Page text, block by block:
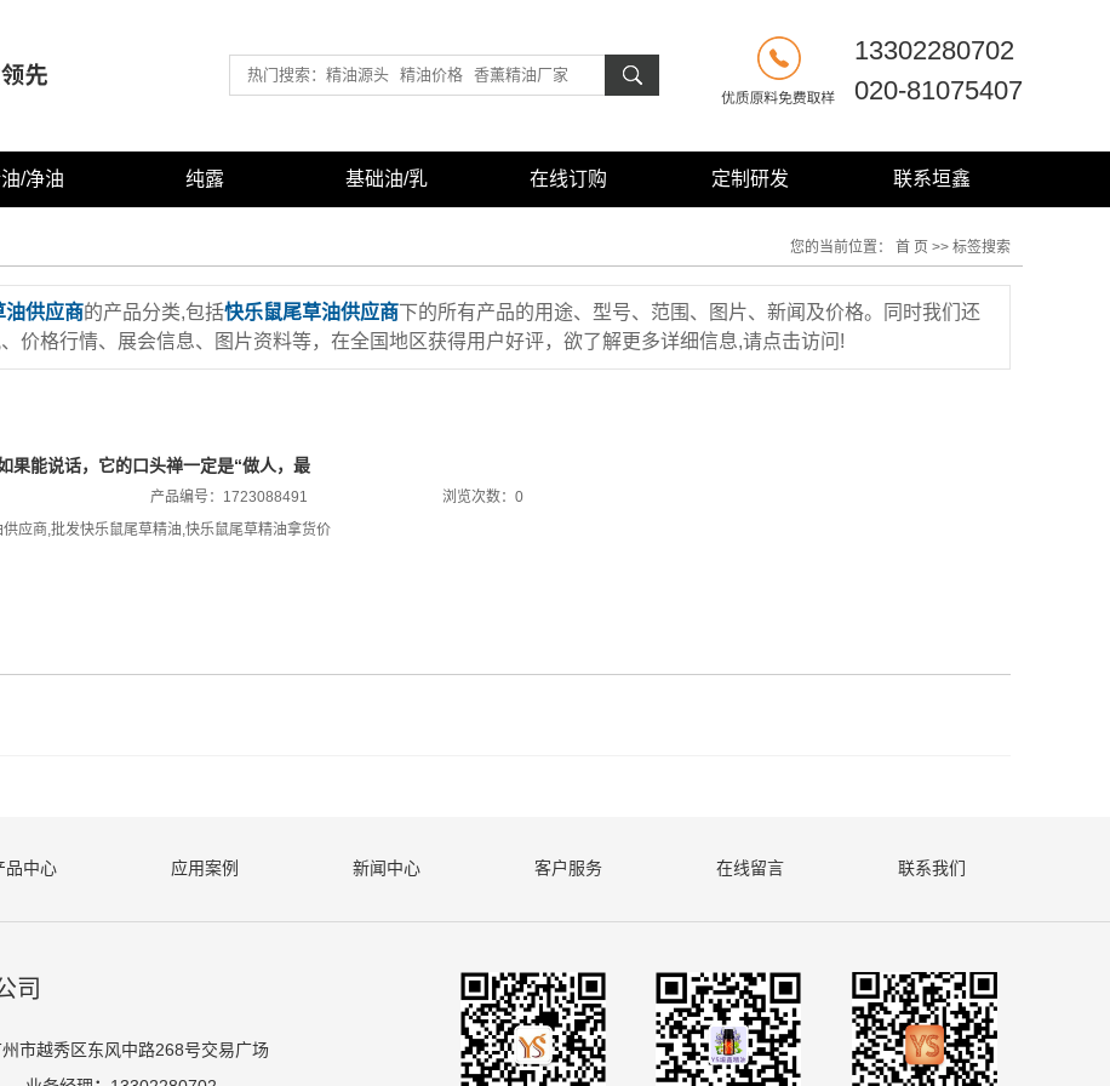
13302280702
020-81075407
/净油
型精油
型精油
型精油
纯露 基础油/乳
浴盐/泡澡盐
在线订购 定制研发
分装指引
联系垣鑫
您的当前位置： 首 页 >> 标签搜索
油供应商的产品分类,包括快乐鼠尾草油供应商下的所有产品的用途、型号、范围、图片、新闻及价格。同时我们还
价格行情、展会信息、图片资料等，在全国地区获得用户好评，欲了解更多详细信息,请点击访问!
果能说话，它的口头禅一定是“做人，最
产品编号：1723088491
浏览次数：0
应商,批发快乐鼠尾草精油,快乐鼠尾草精油拿货价
品中心 应用案例 新闻中心 客户服务 在线留言 联系我们
司
市越秀区东风中路268号交易广场